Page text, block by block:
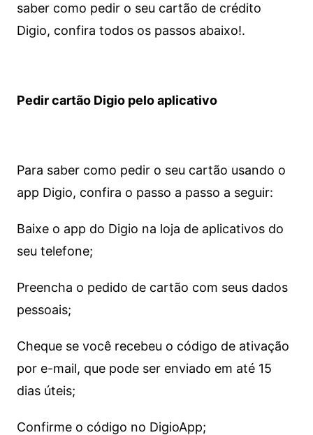
saber como pedir o seu cartão de crédito
Digio, confira todos os passos abaixo!.
Pedir cartão Digio pelo aplicativo
Para saber como pedir o seu cartão usando o
app Digio, confira o passo a passo a seguir:
Baixe o app do Digio na loja de aplicativos do
seu telefone;
Preencha o pedido de cartão com seus dados
pessoais;
Cheque se você recebeu o código de ativação
por e-mail, que pode ser enviado em até 15
dias úteis;
Confirme o código no DigioApp;